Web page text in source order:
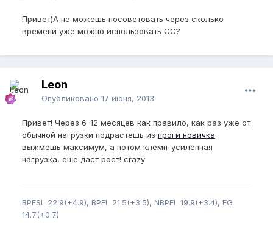
Привет)А не можешь посоветовать через сколько
времени уже можно использовать СС?
Leon
Опубликовано 17 июня, 2013
Привет! Через 6-12 месяцев как правило, как раз уже от
обычной нагрузки подрастешь из проги новичка
выжмешь максимум, а потом клемп-усиленная
нагрузка, еще даст рост! crazy
BPFSL 22.9(+4.9), BPEL 21.5(+3.5), NBPEL 19.9(+3.4), EG
14.7(+0.7)